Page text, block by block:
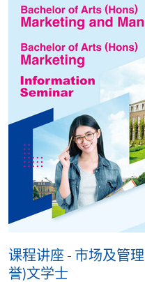
课程讲座 - 市场及管
誉)文学士